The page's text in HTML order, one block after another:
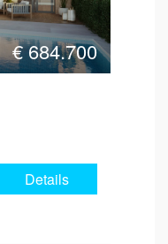
€684.700
Details